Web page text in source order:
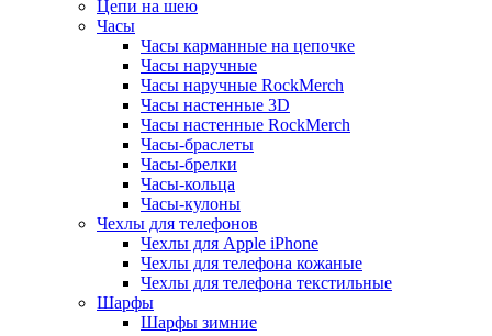
Цепи на шею
Часы
Часы карманные на цепочке
Часы наручные
Часы наручные RockMerch
Часы настенные 3D
Часы настенные RockMerch
Часы-браслеты
Часы-брелки
Часы-кольца
Часы-кулоны
Чехлы для телефонов
Чехлы для Apple iPhone
Чехлы для телефона кожаные
Чехлы для телефона текстильные
Шарфы
Шарфы зимние